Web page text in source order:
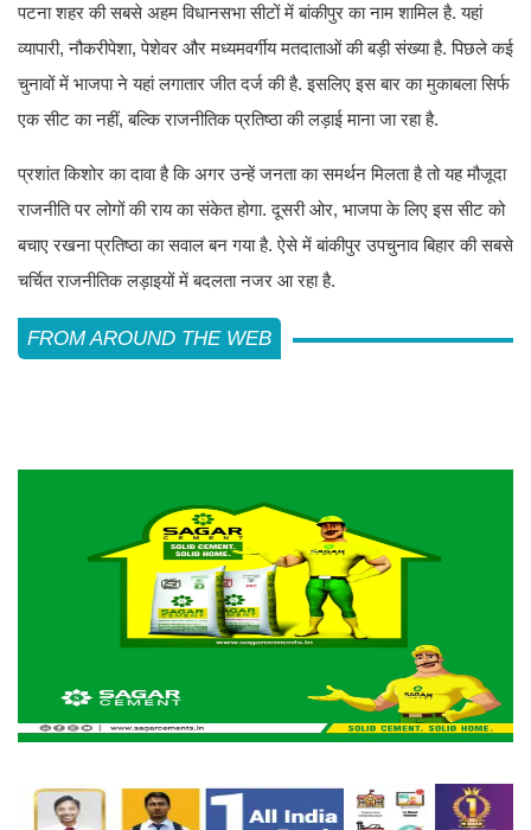
पटना शहर की सबसे अहम विधानसभा सीटों में बांकीपुर का नाम शामिल है. यहां
व्यापारी, नौकरीपेशा, पेशेवर और मध्यमवर्गीय मतदाताओं की बड़ी संख्या है. पिछले कई
चुनावों में भाजपा ने यहां लगातार जीत दर्ज की है. इसलिए इस बार का मुकाबला सिर्फ
एक सीट का नहीं, बल्कि राजनीतिक प्रतिष्ठा की लड़ाई माना जा रहा है.
प्रशांत किशोर का दावा है कि अगर उन्हें जनता का समर्थन मिलता है तो यह मौजूदा
राजनीति पर लोगों की राय का संकेत होगा. दूसरी ओर, भाजपा के लिए इस सीट को
बचाए रखना प्रतिष्ठा का सवाल बन गया है. ऐसे में बांकीपुर उपचुनाव बिहार की सबसे
चर्चित राजनीतिक लड़ाइयों में बदलता नजर आ रहा है.
FROM AROUND THE WEB